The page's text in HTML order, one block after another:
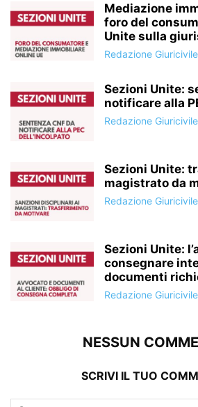
Mediazione
foro del
Unite sulla
Redazione Giuricivile
Sezioni Unite:
notificare alla
Redazione Giuricivile
Sezioni Unite:
magistrato da
Redazione Giuricivile
Sezioni Unite:
consegnare
documenti
Redazione Giuricivile
NESSUN
SCRIVI IL TUO